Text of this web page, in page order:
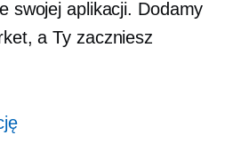
swojej aplikacji. Dodamy
a Ty zaczniesz